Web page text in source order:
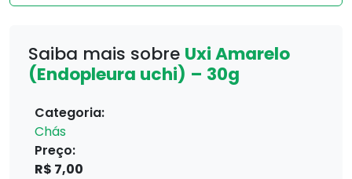
Saiba mais sobre Uxi Amarelo
(Endopleura uchi) – 30g
Categoria:
Chás
Preço:
R$ 7,00